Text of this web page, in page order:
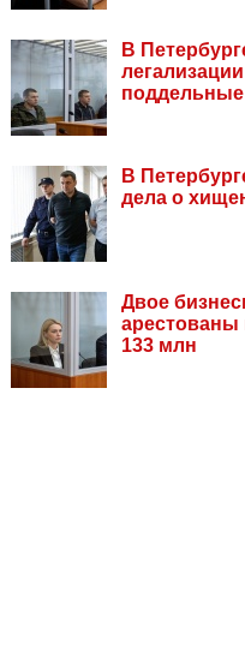
В
В
дела о
Двое
арестованы
133 млн